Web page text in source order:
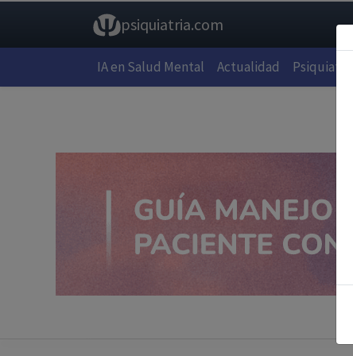
psiquiatria.com
IA en Salud Mental Actualidad Psiquiatría